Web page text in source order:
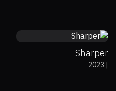
Sharper
|
2023